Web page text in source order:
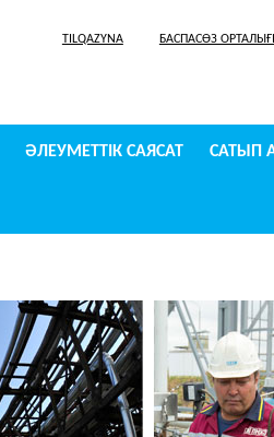
TILQAZYNA БАСПАСӨЗ
ӘЛЕУМЕТТІК САЯСАТ САТЫП